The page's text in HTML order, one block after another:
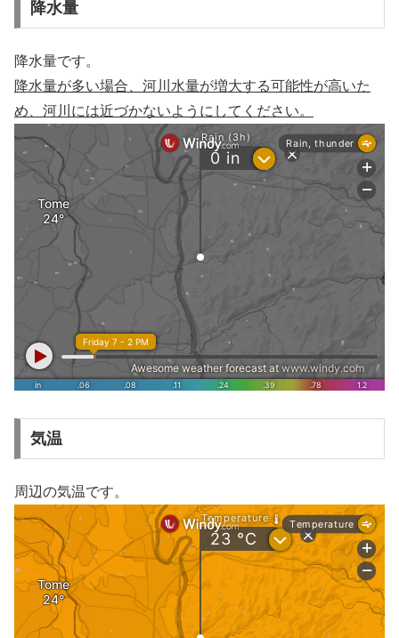
降水量
降水量です。
降水量が多い場合、河川水量が増大する可能性が高いた
め、河川には近づかないようにしてください。
気温
周辺の気温です。